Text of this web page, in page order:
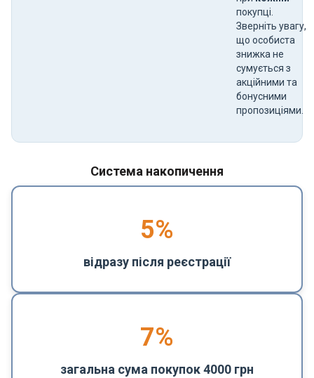
покупці.
Зверніть увагу,
що особиста
знижка не
сумується з
акційними та
бонусними
пропозиціями.
Система накопичення
5%
відразу після реєстрації
7%
загальна сума покупок 4000 грн